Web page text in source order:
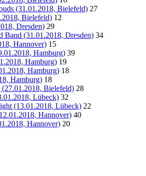
(31.01.2018, Bielefeld) 27
Bielefeld) 12
Dresden) 29
Band (31.01.2018, Dresden) 34
Hannover) 15
Hamburg) 39
Hamburg) 19
Hamburg) 18
Hamburg) 18
Bielefeld) 28
Lübeck) 32
(13.01.2018, Lübeck) 22
Hannover) 40
Hannover) 20